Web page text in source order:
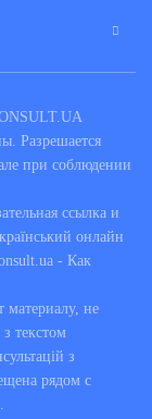
Разрешается
при соблюдении
ссылка и
онлайн
- Как
материалу, не
текстом
з
рядом с